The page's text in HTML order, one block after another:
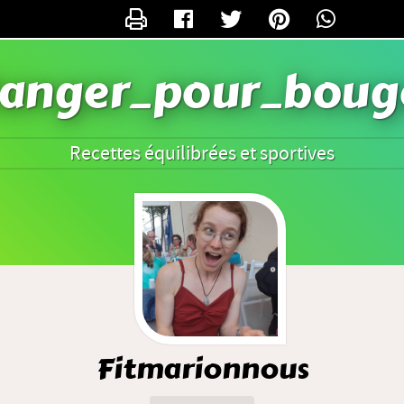
Recettes équilibrées et sportives
Fitmarionnous
FITMARIONNOUS